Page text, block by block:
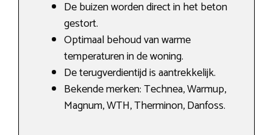
De buizen worden direct in het beton
gestort.
Optimaal behoud van warme
temperaturen in de woning.
De terugverdientijd is aantrekkelijk.
Bekende merken: Technea, Warmup,
Magnum, WTH, Therminon, Danfoss.